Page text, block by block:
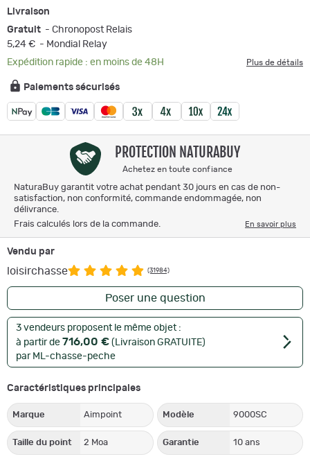
Livraison
Gratuit - Chronopost Relais
5,24 € - Mondial Relay
Expédition rapide : en moins de 48H
Plus de détails
Paiements sécurisés
PROTECTION NATURABUY
Achetez en toute confiance
NaturaBuy garantit votre achat pendant 30 jours en cas de non-
satisfaction, non conformité, commande endommagée, non
délivrance.
Frais calculés lors de la commande.
En savoir plus
Vendu par
loisirchasse (31984)
Poser une question
3 vendeurs proposent le même objet :
à partir de 716,00 € (Livraison GRATUITE)
par ML-chasse-peche
Caractéristiques principales
Marque Aimpoint Modèle 9000SC
Taille du point 2 Moa Garantie 10 ans